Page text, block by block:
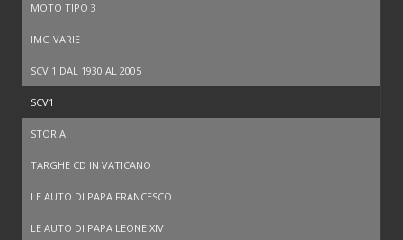
MOTO TIPO 3
IMG VARIE
SCV 1 DAL 1930 AL 2005
SCV1
STORIA
TARGHE CD IN VATICANO
LE AUTO DI PAPA FRANCESCO
LE AUTO DI PAPA LEONE XIV